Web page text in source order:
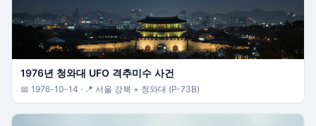
1976년 청와대 UFO 격추미수 사건
📅 1976-10-14 · 📍 서울 강북 + 청와대 (P-73B)